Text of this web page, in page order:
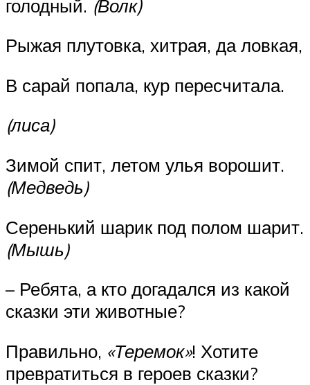
голодный. (Волк)
Рыжая плутовка, хитрая, да ловкая,
В сарай попала, кур пересчитала.
(лиса)
Зимой спит, летом улья ворошит.
(Медведь)
Серенький шарик под полом шарит.
(Мышь)
– Ребята, а кто догадался из какой
сказки эти животные?
Правильно, «Теремок»! Хотите
превратиться в героев сказки?